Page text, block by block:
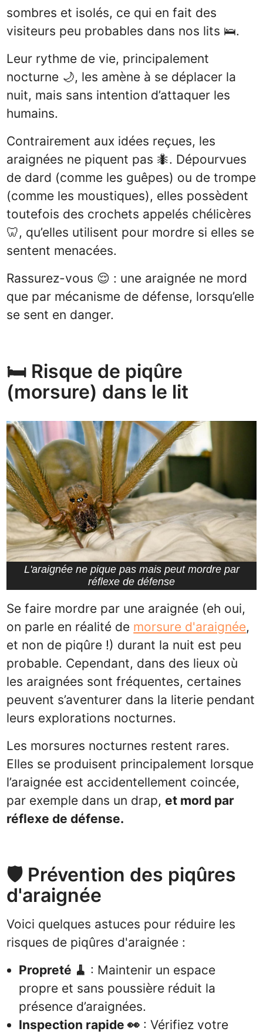
sombres et isolés, ce qui en fait des
visiteurs peu probables dans nos lits 🛌.
Leur rythme de vie, principalement
nocturne 🌙, les amène à se déplacer la
nuit, mais sans intention d’attaquer les
humains.
Contrairement aux idées reçues, les
araignées ne piquent pas 🐜. Dépourvues
de dard (comme les guêpes) ou de trompe
(comme les moustiques), elles possèdent
toutefois des crochets appelés chélicères
🦷, qu’elles utilisent pour mordre si elles se
sentent menacées.
Rassurez-vous 😌 : une araignée ne mord
que par mécanisme de défense, lorsqu’elle
se sent en danger.
🛏️ Risque de piqûre
(morsure) dans le lit
L'araignée ne pique pas mais peut mordre par
réflexe de défense
Se faire mordre par une araignée (eh oui,
on parle en réalité de morsure d'araignée,
et non de piqûre !) durant la nuit est peu
probable. Cependant, dans des lieux où
les araignées sont fréquentes, certaines
peuvent s’aventurer dans la literie pendant
leurs explorations nocturnes.
Les morsures nocturnes restent rares.
Elles se produisent principalement lorsque
l’araignée est accidentellement coincée,
par exemple dans un drap,et mord par
réflexe de défense.
🛡️ Prévention des piqûres
d'araignée
Voici quelques astuces pour réduire les
risques de piqûres d'araignée :
Propreté 🧹 : Maintenir un espace
propre et sans poussière réduit la
présence d’araignées.
Inspection rapide 👀 : Vérifiez votre